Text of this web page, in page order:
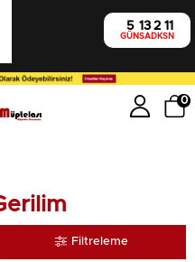
5
GÜN
13
SA
2
DK
9
SN
0
Filtreleme